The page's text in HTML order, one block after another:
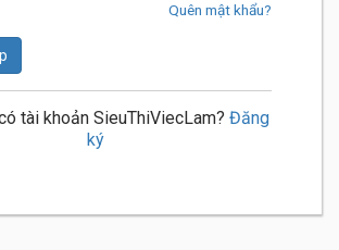
Quên mật khẩu?
tài khoản SieuThiViecLam? Đăng
ký